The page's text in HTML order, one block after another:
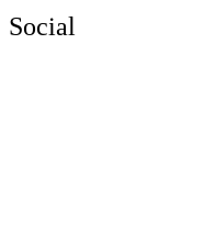
Social